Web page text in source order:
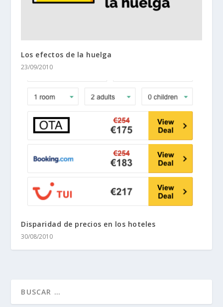
Los efectos de la huelga
23/09/2010
Disparidad de precios en los hoteles
30/08/2010